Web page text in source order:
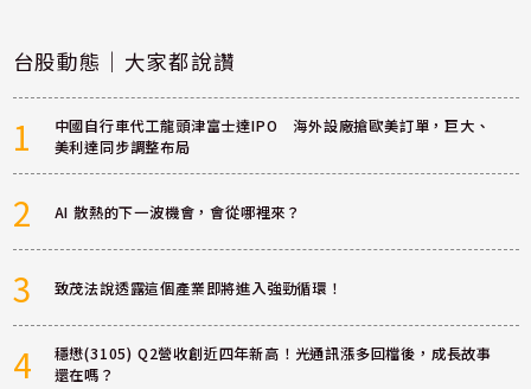
台股動態｜大家都說讚
1
中國自行車代工龍頭津富士達IPO 海外設廠搶歐美訂單，巨大、
美利達同步調整布局
2 AI 散熱的下一波機會，會從哪裡來？
3 致茂法說透露這個產業即將進入強勁循環！
4
穩懋(3105) Q2營收創近四年新高！光通訊漲多回檔後，成長故事
還在嗎？